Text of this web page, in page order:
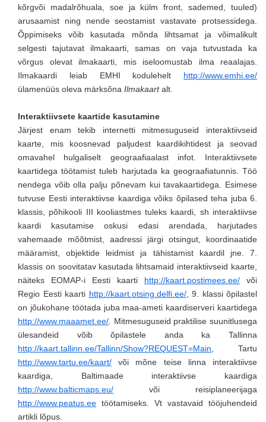
kõrgvõi madalrõhuala, soe ja külm front, sademed, tuuled)
arusaamist ning nende seostamist vastavate protsessidega.
Õppimiseks võib kasutada mõnda lihtsamat ja võimalikult
selgesti tajutavat ilmakaarti, samas on vaja tutvustada ka
võrgus olevat ilmakaarti, mis iseloomustab ilma reaalajas.
Ilmakaardi leiab EMHI kodulehelt http://www.emhi.ee/
ülamenüüs oleva märksõna Ilmakaartalt.
Interaktiivsete kaartide kasutamine
Järjest enam tekib internetti mitmesuguseid interaktiivseid
kaarte, mis koosnevad paljudest kaardikihtidest ja seovad
omavahel hulgaliselt geograafiaalast infot. Interaktiivsete
kaartidega töötamist tuleb harjutada ka geograafiatunnis. Töö
nendega võib olla palju põnevam kui tavakaartidega. Esimese
tutvuse Eesti interaktiivse kaardiga võiks õpilased teha juba 6.
klassis, põhikooli III kooliastmes tuleks kaardi, sh interaktiivse
kaardi kasutamise oskusi edasi arendada, harjutades
vahemaade mõõtmist, aadressi järgi otsingut, koordinaatide
määramist, objektide leidmist ja tähistamist kaardil jne. 7.
klassis on soovitatav kasutada lihtsamaid interaktiivseid kaarte,
näiteks EOMAP-i Eesti kaarti http://kaart.postimees.ee/ või
Regio Eesti kaarti http://kaart.otsing.delfi.ee/, 9. klassi õpilastel
on jõukohane töötada juba maa-ameti kaardiserveri kaartidega
http://www.maaamet.ee/ . Mitmesuguseid praktilise suunitlusega
ülesandeid võib õpilastele anda ka Tallinna
http://kaart.tallinn.ee/Tallinn/Show?REQUEST=Main , Tartu
http://www.tartu.ee/kaart/ või mõne teise linna interaktiivse
kaardiga, Baltimaade interaktiivse kaardiga
http://www.balticmaps.eu/ või reisiplaneerijaga
http://www.peatus.ee töötamiseks. Vt vastavaid tööjuhendeid
artikli lõpus.